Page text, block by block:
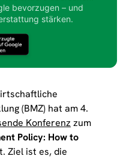
bevorzugen – und
stärken.
(BMZ) hat am 4.
Konferenz zum
Policy: How to
Ziel ist es, die